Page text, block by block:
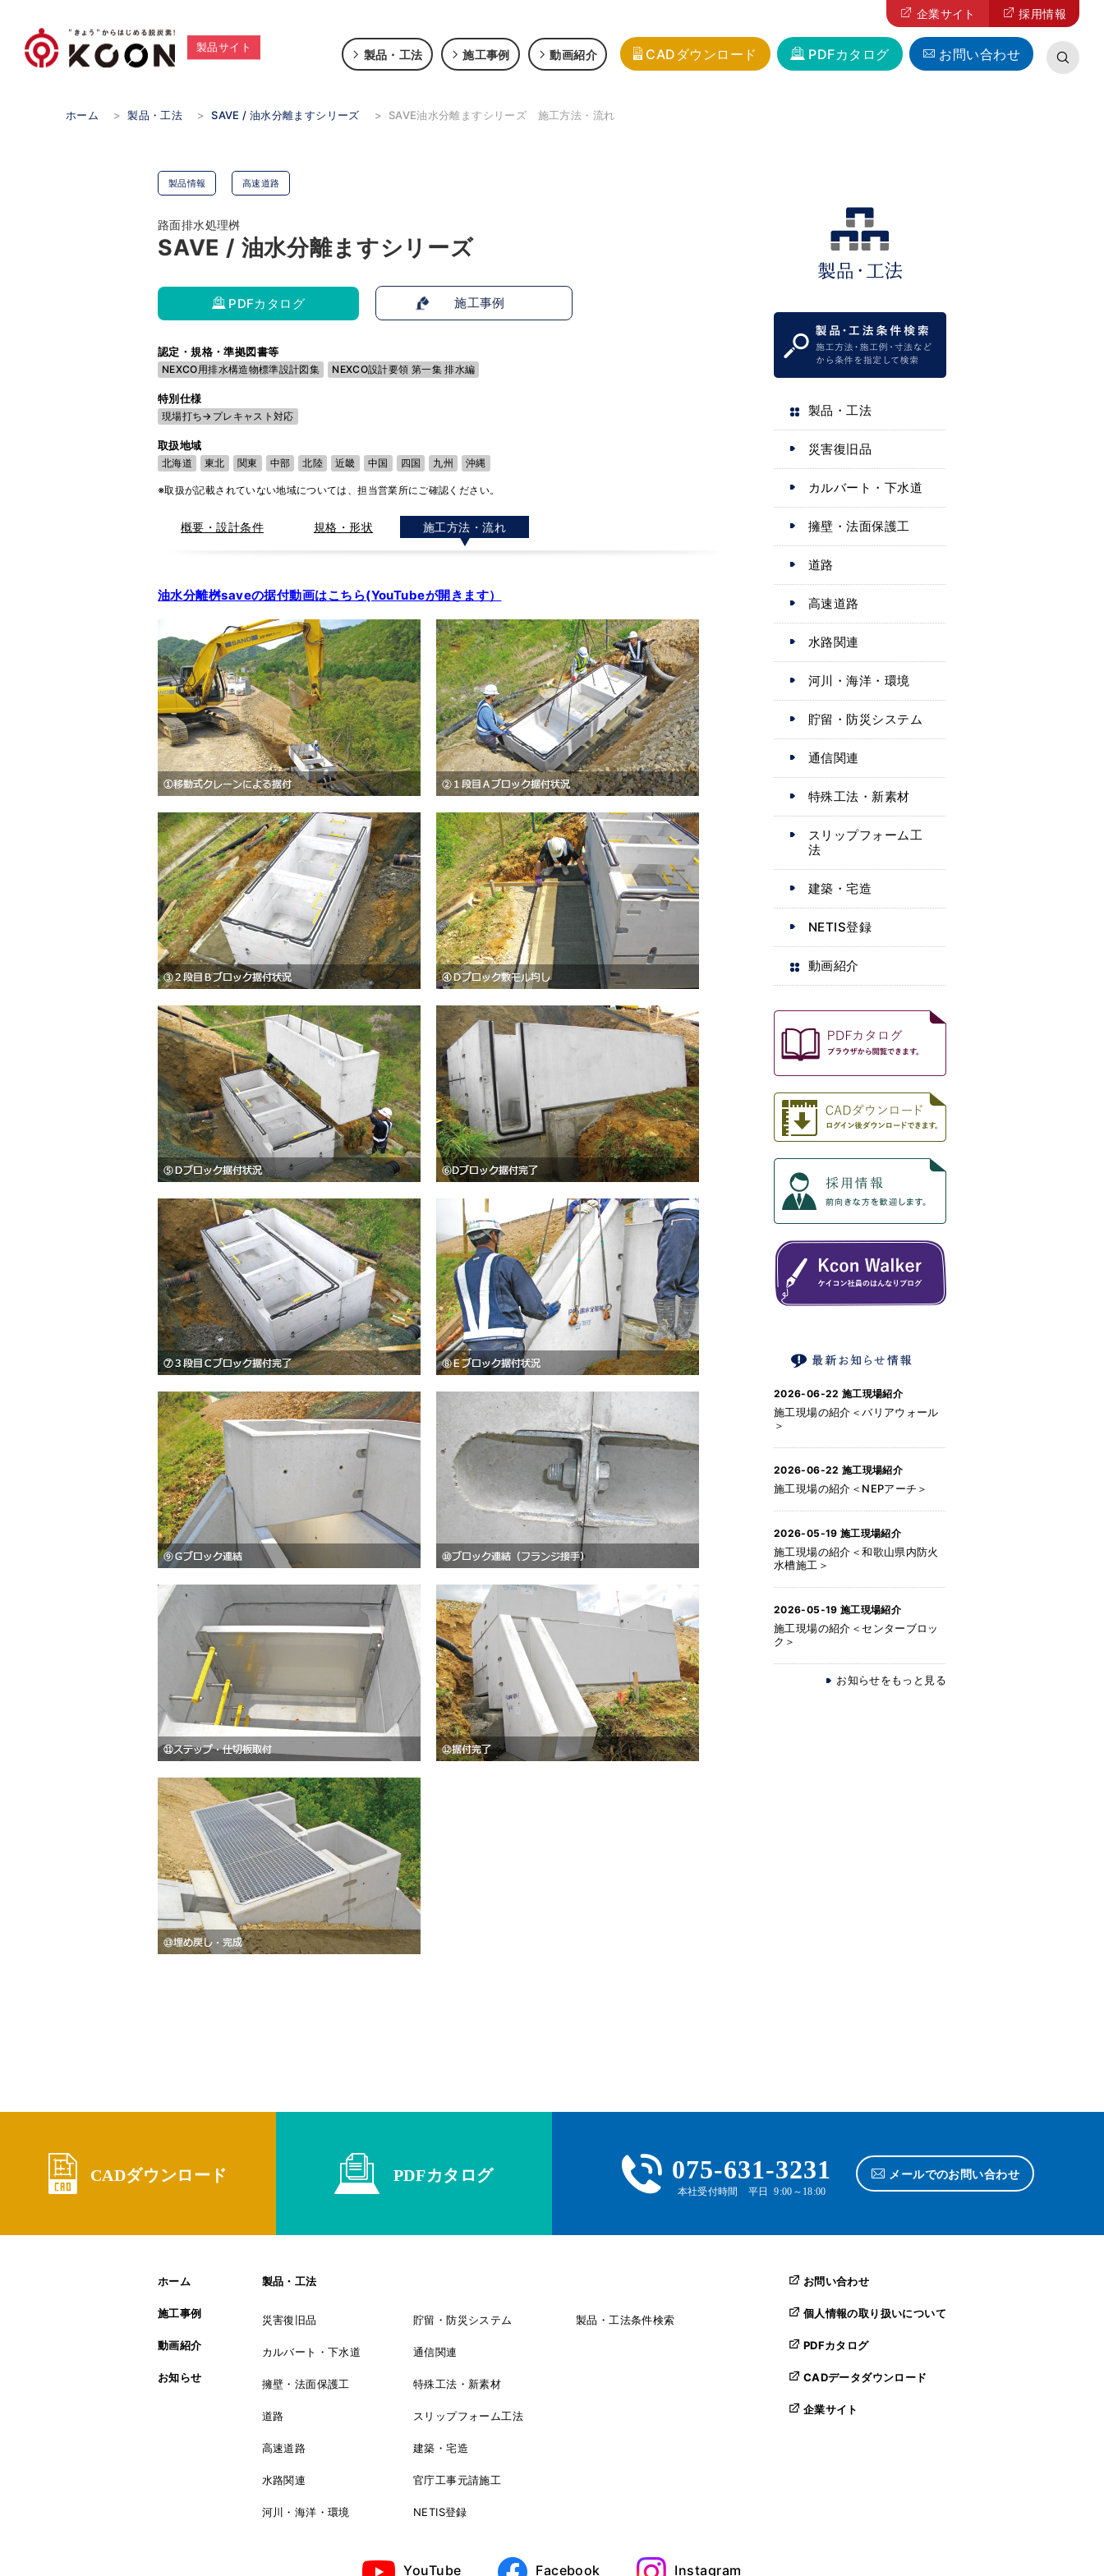
製品サイト 製品・工法 施工事例 動画紹介 CADダウンロード PDFカタログ お問い合わせ
企業サイト 採用情報
ホーム > 製品・工法 > SAVE / 油水分離ますシリーズ > SAVE油水分離ますシリーズ 施工方法・流れ
製品情報 高速道路
路面排水処理桝
SAVE / 油水分離ますシリーズ
PDFカタログ 施工事例
認定・規格・準拠図書等
NEXCO用排水構造物標準設計図集 NEXCO設計要領 第一集 排水編
特別仕様
現場打ち→プレキャスト対応
取扱地域
北海道 東北 関東 中部 北陸 近畿 中国 四国 九州 沖縄
※取扱が記載されていない地域については、担当営業所にご確認ください。
概要・設計条件 規格・形状 施工方法・流れ
油水分離桝saveの据付動画はこちら(YouTubeが開きます）
製品・工法
災害復旧品
カルバート・下水道
擁壁・法面保護工
道路
高速道路
水路関連
河川・海洋・環境
貯留・防災システム
通信関連
特殊工法・新素材
スリップフォーム工
法
建築・宅造
NETIS登録
動画紹介
2026-06-22 施工現場紹介
施工現場の紹介＜バリアウォール
＞
2026-06-22 施工現場紹介
施工現場の紹介＜NEPアーチ＞
2026-05-19 施工現場紹介
施工現場の紹介＜和歌山県内防火
水槽施工＞
2026-05-19 施工現場紹介
施工現場の紹介＜センターブロッ
ク＞
お知らせをもっと見る
CADダウンロード PDFカタログ 075-631-3231
本社受付時間 平日 9:00～18:00
メールでのお問い合わせ
ホーム
施工事例
動画紹介
お知らせ
製品・工法
災害復旧品
カルバート・下水道
擁壁・法面保護工
道路
高速道路
水路関連
河川・海洋・環境
貯留・防災システム
通信関連
特殊工法・新素材
スリップフォーム工法
建築・宅造
官庁工事元請施工
NETIS登録
製品・工法条件検索
お問い合わせ
個人情報の取り扱いについて
PDFカタログ
CADデータダウンロード
企業サイト
YouTube Facebook Instagram